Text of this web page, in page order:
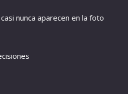
nunca aparecen en la foto